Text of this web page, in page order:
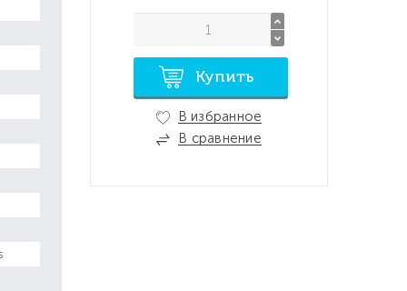
Купить
В избранное
В сравнение